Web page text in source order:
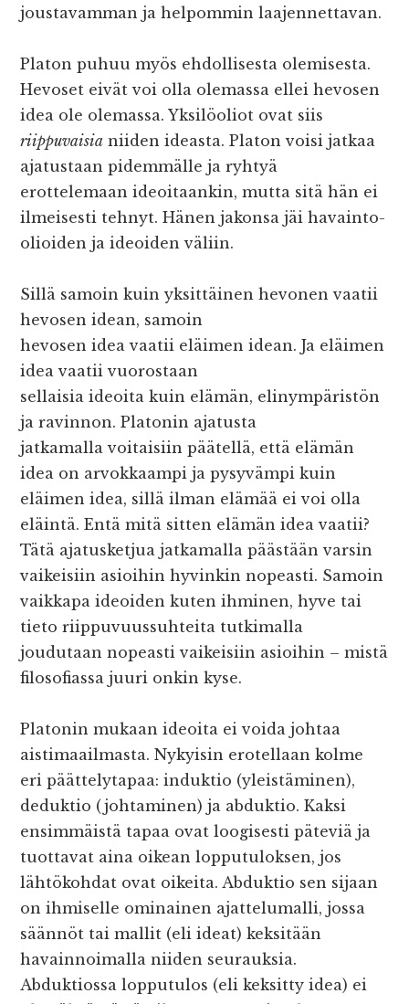
joustavamman ja helpommin laajennettavan.
Platon puhuu myös ehdollisesta olemisesta.
Hevoset eivät voi olla olemassa ellei hevosen
idea ole olemassa. Yksilöoliot ovat siis
riippuvaisia niiden ideasta. Platon voisi jatkaa
ajatustaan pidemmälle ja ryhtyä
erottelemaan ideoitaankin, mutta sitä hän ei
ilmeisesti tehnyt. Hänen jakonsa jäi havainto-
olioiden ja ideoiden väliin.
Sillä samoin kuin yksittäinen hevonen vaatii
hevosen idean, samoin
hevosen idea vaatii eläimen idean. Ja eläimen
idea vaatii vuorostaan
sellaisia ideoita kuin elämän, elinympäristön
ja ravinnon. Platonin ajatusta
jatkamalla voitaisiin päätellä, että elämän
idea on arvokkaampi ja pysyvämpi kuin
eläimen idea, sillä ilman elämää ei voi olla
eläintä. Entä mitä sitten elämän idea vaatii?
Tätä ajatusketjua jatkamalla päästään varsin
vaikeisiin asioihin hyvinkin nopeasti. Samoin
vaikkapa ideoiden kuten ihminen, hyve tai
tieto riippuvuussuhteita tutkimalla
joudutaan nopeasti vaikeisiin asioihin – mistä
filosofiassa juuri onkin kyse.
Platonin mukaan ideoita ei voida johtaa
aistimaailmasta. Nykyisin erotellaan kolme
eri päättelytapaa: induktio (yleistäminen),
deduktio (johtaminen) ja abduktio. Kaksi
ensimmäistä tapaa ovat loogisesti päteviä ja
tuottavat aina oikean lopputuloksen, jos
lähtökohdat ovat oikeita. Abduktio sen sijaan
on ihmiselle ominainen ajattelumalli, jossa
säännöt tai mallit (eli ideat) keksitään
havainnoimalla niiden seurauksia.
Abduktiossa lopputulos (eli keksitty idea) ei